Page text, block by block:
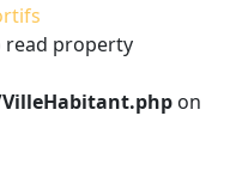
read property
on